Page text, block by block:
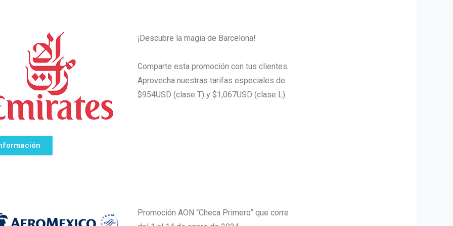
¡Descubre la magia de Barcelona!
Comparte esta promoción con tus clientes.
Aprovecha nuestras tarifas especiales de
$954USD (clase T) y $1,067USD (clase L).
Promoción AON “Checa Primero” que corre